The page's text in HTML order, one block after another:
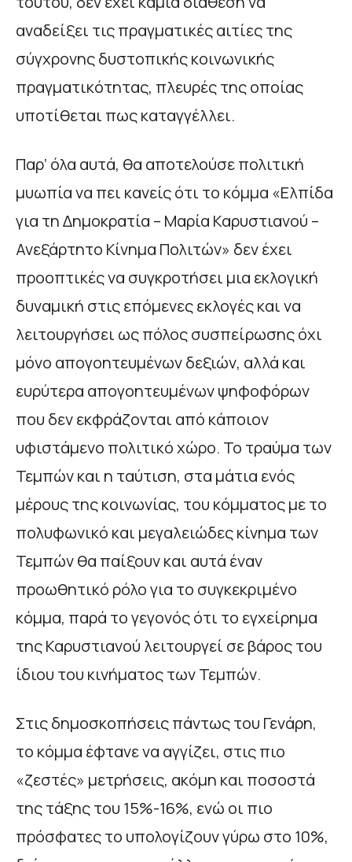
αναδείξει τις πραγματικές αιτίες της
σύγχρονης δυστοπικής κοινωνικής
πραγματικότητας, πλευρές της οποίας
υποτίθεται πως καταγγέλλει.
Παρ’ όλα αυτά, θα αποτελούσε πολιτική
μυωπία να πει κανείς ότι το κόμμα «Ελπίδα
για τη Δημοκρατία – Μαρία Καρυστιανού –
Ανεξάρτητο Κίνημα Πολιτών» δεν έχει
προοπτικές να συγκροτήσει μια εκλογική
δυναμική στις επόμενες εκλογές και να
λειτουργήσει ως πόλος συσπείρωσης όχι
μόνο απογοητευμένων δεξιών, αλλά και
ευρύτερα απογοητευμένων ψηφοφόρων
που δεν εκφράζονται από κάποιον
υφιστάμενο πολιτικό χώρο. Το τραύμα των
Τεμπών και η ταύτιση, στα μάτια ενός
μέρους της κοινωνίας, του κόμματος με το
πολυφωνικό και μεγαλειώδες κίνημα των
Τεμπών θα παίξουν και αυτά έναν
προωθητικό ρόλο για το συγκεκριμένο
κόμμα, παρά το γεγονός ότι το εγχείρημα
της Καρυστιανού λειτουργεί σε βάρος του
ίδιου του κινήματος των Τεμπών.
Στις δημοσκοπήσεις πάντως του Γενάρη,
το κόμμα έφτανε να αγγίζει, στις πιο
«ζεστές» μετρήσεις, ακόμη και ποσοστά
της τάξης του 15%-16%, ενώ οι πιο
πρόσφατες το υπολογίζουν γύρω στο 10%,